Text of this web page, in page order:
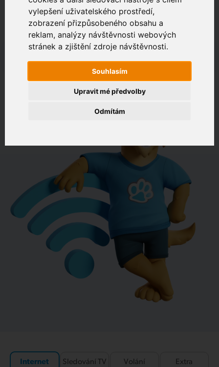
vylepšení uživatelského prostředí,
zobrazení přizpůsobeného obsahu a
reklam, analýzy návštěvnosti webových
stránek a zjištění zdroje návštěvnosti.
Souhlasím
Odmítám
Upravit mé předvolby
Zákaznický portál
Jak rychlé je připojení na vaší adrese?
Internet Sledování TV Volání Extra